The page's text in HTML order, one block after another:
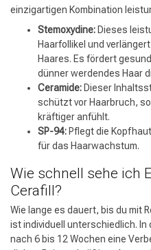
einzigartigen Kombination
Stemoxydine: Dieses
Haarfollikel und
Haares. Es fördert
dünner werdendes Haar
Ceramide: Dieser
schützt vor Haarbruch,
kräftiger anfühlt.
SP-94: Pflegt die
für das Haarwachstum.
Wie schnell sehe ich
Cerafill?
Wie lange es dauert, bis du mit
ist individuell unterschiedlich. In
nach 6 bis 12 Wochen eine